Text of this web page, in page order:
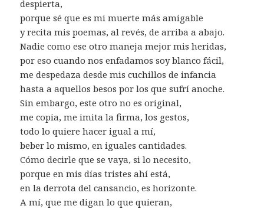
despierta,
porque sé que es mi muerte más amigable
y recita mis poemas, al revés, de arriba a abajo.
Nadie como ese otro maneja mejor mis heridas,
por eso cuando nos enfadamos soy blanco fácil,
me despedaza desde mis cuchillos de infancia
hasta a aquellos besos por los que sufrí anoche.
Sin embargo, este otro no es original,
me copia, me imita la firma, los gestos,
todo lo quiere hacer igual a mí,
beber lo mismo, en iguales cantidades.
Cómo decirle que se vaya, si lo necesito,
porque en mis días tristes ahí está,
en la derrota del cansancio, es horizonte.
A mí, que me digan lo que quieran,